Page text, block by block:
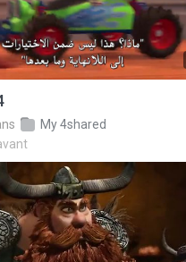
My 4shared